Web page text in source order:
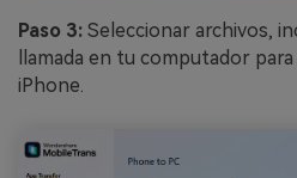
Paso 3: Seleccionar archivos,
llamada en tu computador
iPhone.